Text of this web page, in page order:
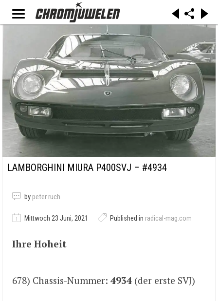
LAMBORGHINI MIURA P400SVJ – #4934
by peter ruch
Mittwoch 23 Juni, 2021 Published in radical-mag.com
Ihre Hoheit
678) Chassis-Nummer: 4934 (der erste SVJ)